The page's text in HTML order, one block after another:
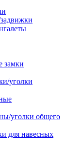
замки
уголки
уголки общего
для навесных